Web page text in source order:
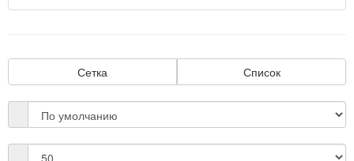
Сетка Список